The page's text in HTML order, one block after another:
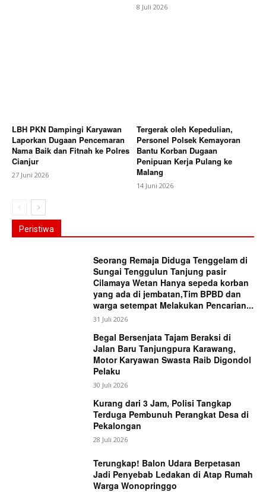
8 Juli 2026
LBH PKN Dampingi Karyawan
Laporkan Dugaan Pencemaran
Nama Baik dan Fitnah ke Polres
Cianjur
27 Juni 2026
Tergerak oleh Kepedulian,
Personel Polsek Kemayoran
Bantu Korban Dugaan
Penipuan Kerja Pulang ke
Malang
14 Juni 2026
Peristiwa
Seorang Remaja Diduga Tenggelam di
Sungai Tenggulun Tanjung pasir
Cilamaya Wetan Hanya sepeda korban
yang ada di jembatan,Tim BPBD dan
warga setempat Melakukan Pencarian...
31 Juli 2026
Begal Bersenjata Tajam Beraksi di
Jalan Baru Tanjungpura Karawang,
Motor Karyawan Swasta Raib Digondol
Pelaku
30 Juli 2026
Kurang dari 3 Jam, Polisi Tangkap
Terduga Pembunuh Perangkat Desa di
Pekalongan
28 Juli 2026
Terungkap! Balon Udara Berpetasan
Jadi Penyebab Ledakan di Atap Rumah
Warga Wonopringgo